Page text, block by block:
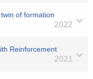
of formation
2022
Reinforcement
2021